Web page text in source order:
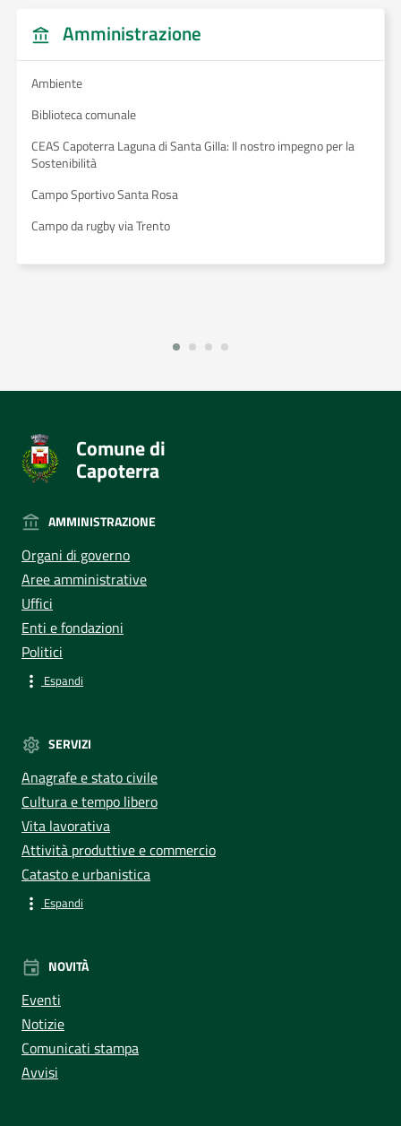
Amministrazione
Ambiente
Biblioteca comunale
CEAS Capoterra Laguna di Santa Gilla: Il nostro impegno per la
Sostenibilità
Campo Sportivo Santa Rosa
Campo da rugby via Trento
Comune di
Capoterra
AMMINISTRAZIONE
Organi di governo
Aree amministrative
Uffici
Enti e fondazioni
Politici
Espandi
SERVIZI
Anagrafe e stato civile
Cultura e tempo libero
Vita lavorativa
Attività produttive e commercio
Catasto e urbanistica
Espandi
NOVITÀ
Eventi
Notizie
Comunicati stampa
Avvisi